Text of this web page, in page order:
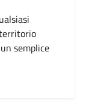
semplice